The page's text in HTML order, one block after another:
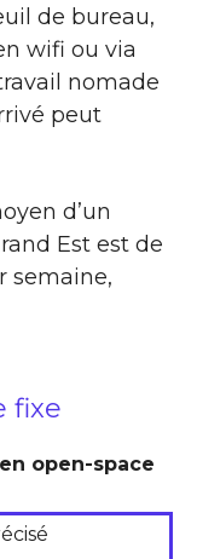
de bureau,
wifi ou via
nomade
peut
d’un
Est est de
semaine,
fixe
open-space